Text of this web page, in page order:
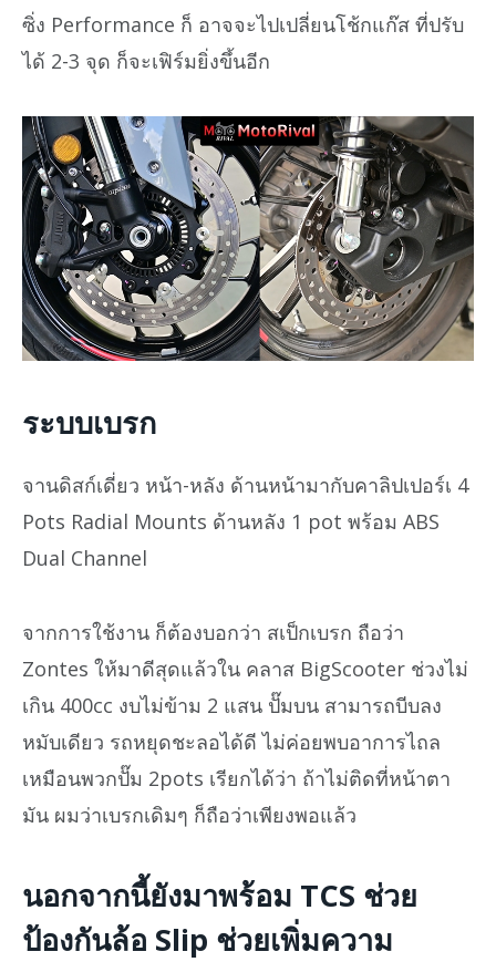
ซิ่ง Performance ก็ อาจจะไปเปลี่ยนโช้กแก๊ส ที่ปรับ
ได้ 2-3 จุด ก็จะเฟิร์มยิ่งขึ้นอีก
ระบบเบรก
จานดิสก์เดี่ยว หน้า-หลัง ด้านหน้ามากับคาลิปเปอร์เ 4
Pots Radial Mounts ด้านหลัง 1 pot พร้อม ABS
Dual Channel
จากการใช้งาน ก็ต้องบอกว่า สเป็กเบรก ถือว่า
Zontes ให้มาดีสุดแล้วใน คลาส BigScooter ช่วงไม่
เกิน 400cc งบไม่ข้าม 2 แสน ปั๊มบน สามารถบีบลง
หมับเดียว รถหยุดชะลอได้ดี ไม่ค่อยพบอาการไถล
เหมือนพวกปั๊ม 2pots เรียกได้ว่า ถ้าไม่ติดที่หน้าตา
มัน ผมว่าเบรกเดิมๆ ก็ถือว่าเพียงพอแล้ว
นอกจากนี้ยังมาพร้อม TCS ช่วย
ป้องกันล้อ Slip ช่วยเพิ่มความ